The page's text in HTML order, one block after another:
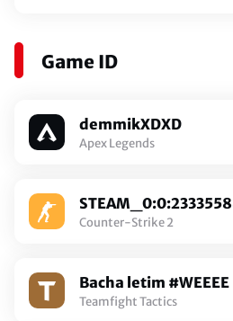
Game ID
demmikXDXD
Apex Legends
Counter-Strike 2
Bacha letim #WEEEE
Teamfight Tactics